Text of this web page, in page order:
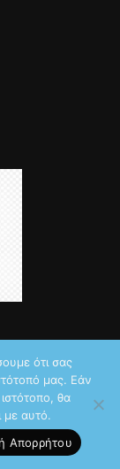
Novus Systems
ότι σας
μας. Εάν
θα
με αυτό.
Aπορρήτου